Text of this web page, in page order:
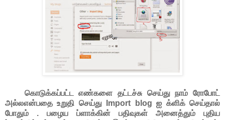
கொடுக்கப்பட்ட எண்களை தட்டச்சு செய்து நாம் ரோபோட்
அல்லஎன்பதை உறுதி செய்து Import blog ஐ க்ளிக் செய்தால்
போதும் . பழைய ப்ளாக்கின் பதிவுகள் அனைத்தும் புதிய